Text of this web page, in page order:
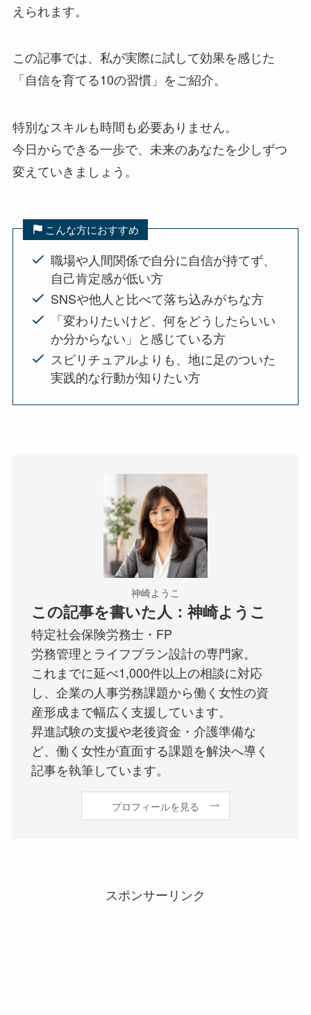
えられます。
この記事では、私が実際に試して効果を感じた
「自信を育てる10の習慣」をご紹介。
特別なスキルも時間も必要ありません。
今日からできる一歩で、未来のあなたを少しずつ
変えていきましょう。
こんな方におすすめ
職場や人間関係で自分に自信が持てず、
自己肯定感が低い方
SNSや他人と比べて落ち込みがちな方
「変わりたいけど、何をどうしたらいい
か分からない」と感じている方
スピリチュアルよりも、地に足のついた
実践的な行動が知りたい方
神崎ようこ
この記事を書いた人：神崎ようこ
特定社会保険労務士・FP
労務管理とライフプラン設計の専門家。
これまでに延べ1,000件以上の相談に対応
し、企業の人事労務課題から働く女性の資
産形成まで幅広く支援しています。
昇進試験の支援や老後資金・介護準備な
ど、働く女性が直面する課題を解決へ導く
記事を執筆しています。
プロフィールを見る
スポンサーリンク